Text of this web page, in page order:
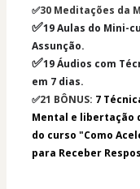
✅30 Meditações da
✅19 Aulas do Mini-
Assunção.
✅19 Áudios com
em 7 dias.
✅21 BÔNUS: 7
Mental e libertação
do curso "Como
para Receber